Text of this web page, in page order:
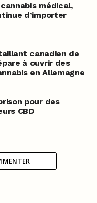
médical,
d’importer
canadien de
à ouvrir des
en Allemagne
pour des
CBD